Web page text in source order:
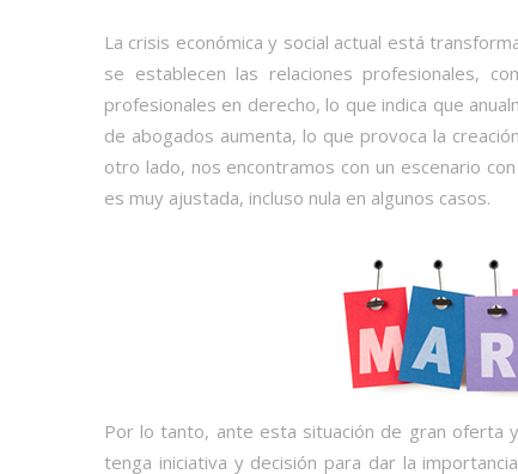
La crisis económica y social actual está
se establecen las relaciones profesionales,
profesionales en derecho, lo que indica que
de abogados aumenta, lo que provoca la
otro lado, nos encontramos con un escenario
es muy ajustada, incluso nula en algunos casos.
Por lo tanto, ante esta situación de gran oferta
tenga iniciativa y decisión para dar la